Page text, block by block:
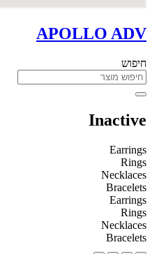
APOLLO ADV
חיפוש
Inactive
Earrings
Rings
Necklaces
Bracelets
Earrings
Rings
Necklaces
Bracelets